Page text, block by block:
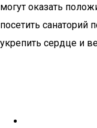
могут оказать
посетить
укрепить сердце и